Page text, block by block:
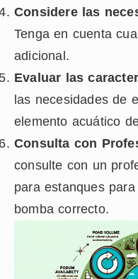
Considere las
Tenga en cuenta
adicional.
Evaluar las
las necesidades de
elemento acuático
Consulta con
consulte con un
para estanques
bomba correcto.